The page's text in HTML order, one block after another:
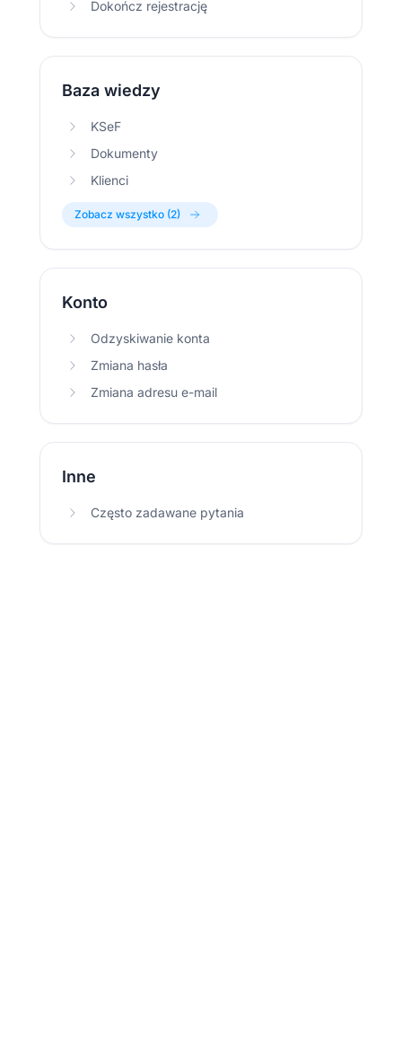
Dokończ rejestrację
Baza wiedzy
KSeF
Dokumenty
Klienci
Zobacz wszystko (2)
Konto
Odzyskiwanie konta
Zmiana hasła
Zmiana adresu e-mail
Inne
Często zadawane pytania